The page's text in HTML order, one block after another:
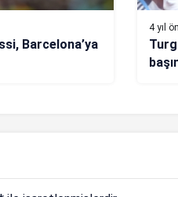
Barcelona’ya
4 yıl